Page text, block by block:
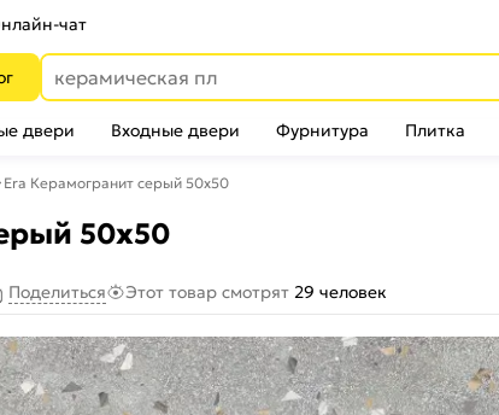
чат
двери Входные двери Фурнитура Плитка
Era Керамогранит серый 50х50
50х50
Поделиться Этот товар смотрят 29 человек